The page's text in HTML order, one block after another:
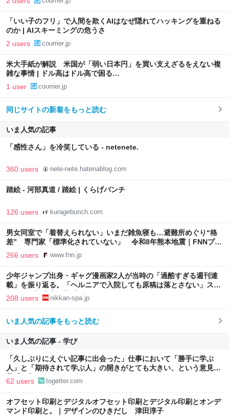
「いい子のフリ」で人間を欺くAIはなぜ隠れてハッキングを重ねる
のか | AIスキーミングの危うさ
2 users courrier.jp
米大手紙が解説 米国が「弱い日本円」を買い支えざるをえない複
雑な事情 | ドル高はドル高で困る…
1 user courrier.jp
同じサイトの新着をもっと読む
いま人気の記事
「感性さん」を冷笑している - netenete.
360 users nete-nete.hatenablog.com
踏絵 - 河部真道 / 踏絵 | くらげバンチ
126 users kuragebunch.com
男女同室で「着替えられない」いまだ雑魚寝も…避難所めぐり“格
差” 専門家「標準化されていない」 令和8年熊本地震｜FNNプラ
イムオンライン
266 users www.fnn.jp
少年ジャンプ出身・ギャグ漫画家2人が当時の「過酷すぎる週刊連
載」を振り返る。「ヘルニアで入院しても原稿は落とさない」スト
イックな舞台裏 | 日刊SPA!
208 users nikkan-spa.jp
いま人気の記事をもっと読む
いま人気の記事 - 学び
「久しぶりにえぐい記事に出会った」仕事において「勝手に学ぶ
人」と「期待されて学ぶ人」の開きがとても大きい、という意見に
共感が集まる
62 users togetter.com
オフセット印刷とデジタルオフセット印刷とデジタル印刷とオンデ
マンド印刷と。｜デザインのひきだし 津田淳子